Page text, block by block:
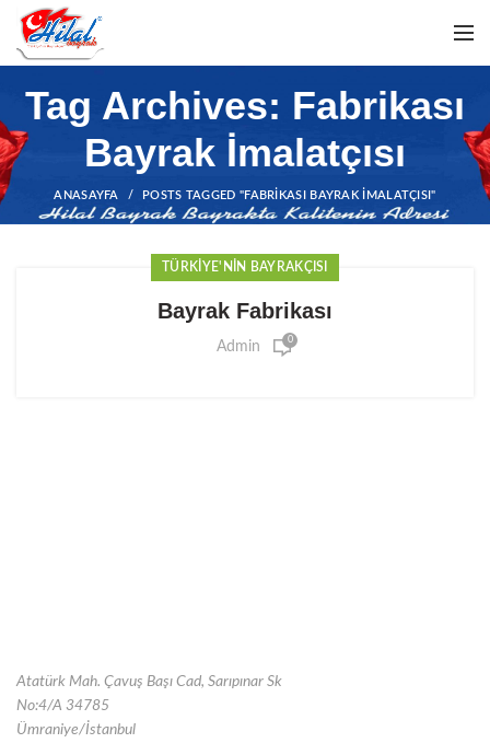
Tag Archives: Fabrikası
Bayrak İmalatçısı
ANASAYFA POSTS TAGGED "FABRIKASI BAYRAK İMALATÇISI"
TÜRKIYE'NIN BAYRAKÇISI
Bayrak Fabrikası
Admin 0
Atatürk Mah. Çavuş Başı Cad, Sarıpınar Sk
No:4/A 34785
Ümraniye/İstanbul